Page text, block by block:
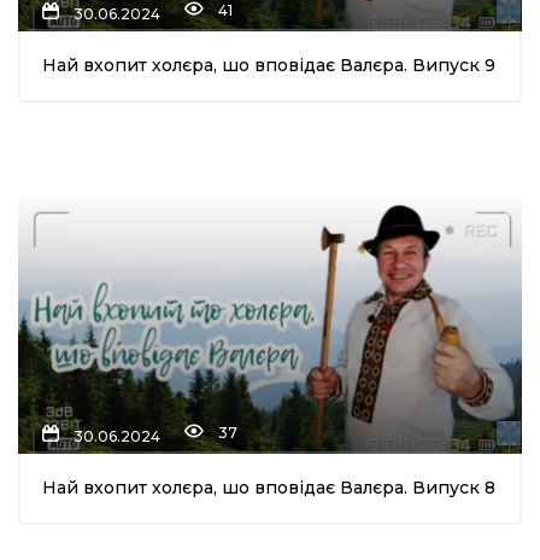
30.06.2024 41
Най вхопит холєра, шо вповідає Валєра. Випуск 9
30.06.2024 37
Най вхопит холєра, шо вповідає Валєра. Випуск 8